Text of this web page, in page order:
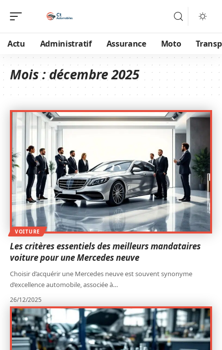
Actu Administratif Assurance Moto
Mois :décembre 2025
VOITURE
Les critères essentiels des meilleurs mandataires
voiture pour une Mercedes neuve
Choisir d’acquérir une Mercedes neuve est souvent synonyme
d’excellence automobile, associée à…
26/12/2025